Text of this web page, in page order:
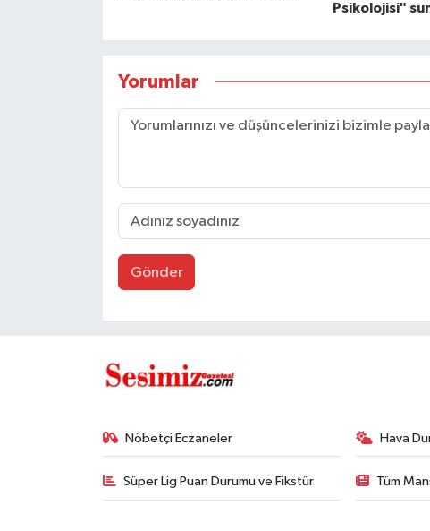
Psikolojisi"
Yorumlar
Gönder
Nöbetçi Eczaneler Hava
Süper Lig Puan Durumu ve Fikstür Tüm